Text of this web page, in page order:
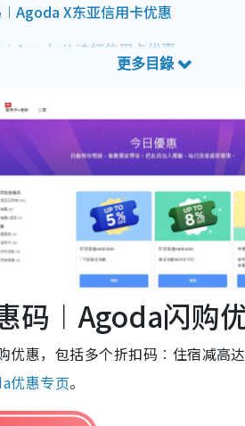
X东亚信用卡优惠
X 渣打信用卡优惠
X AEON信用卡优惠
X DBS信用卡优惠
︱Agoda X VISA信用卡优惠
码︱Agoda闪购
优惠，包括多个折扣码︰住宿减高
优惠专页。